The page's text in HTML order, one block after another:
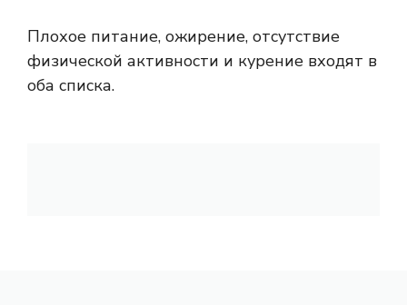
Плохое питание, ожирение, отсутствие
физической активности и курение входят в
оба списка.